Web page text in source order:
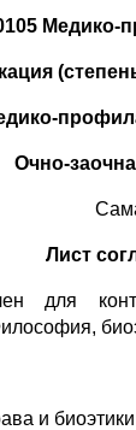
Медико-
Очно-
Лист
для
и